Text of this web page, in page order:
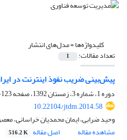
کلیدواژه‌ها =مدل‌های انتشار
تعداد مقالات: 1
پیش‌‌بینی ضریب نفوذ اینترنت در
دوره 1، شماره 3، زمستان 1392، صفحه
123-151
10.22104/jtdm.2014.58
وحید ضرابی، ایمان محمدیان خراسانی،
مشاهده مقاله
اصل مقاله 516.2 K